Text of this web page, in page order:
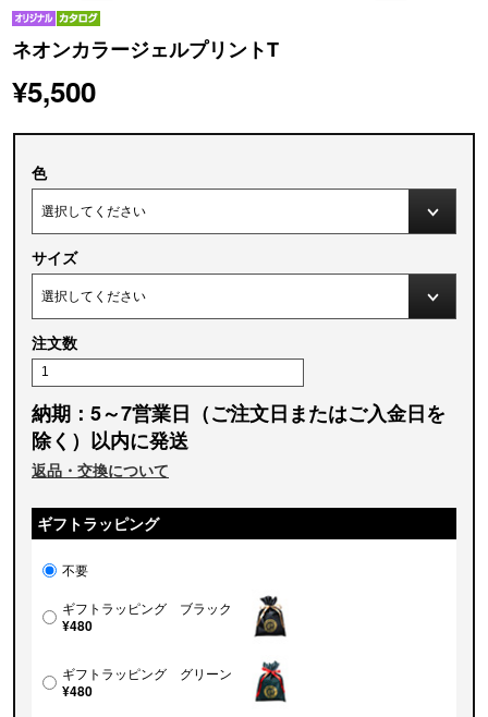
ネオンカラージェルプリントT
¥5,500
色
サイズ
注文数
納期：5～7営業日（ご注文日またはご入金日を
除く）以内に発送
返品・交換について
ギフトラッピング
不要
ギフトラッピング ブラック
¥480
ギフトラッピング グリーン
¥480